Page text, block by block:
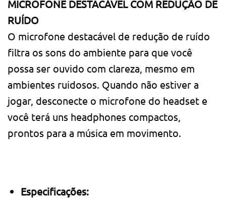
MICROFONE DESTACÁVEL COM REDUÇÃO DE
RUÍDO
O microfone destacável de redução de ruído
filtra os sons do ambiente para que você
possa ser ouvido com clareza, mesmo em
ambientes ruidosos. Quando não estiver a
jogar, desconecte o microfone do headset e
você terá uns headphones compactos,
prontos para a música em movimento.
Especificações: